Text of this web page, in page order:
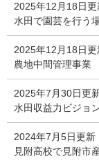
2025年12月18日更
水田で園芸を行う
2025年12月18日更
農地中間管理事業
2025年7月30日更
水田収益力ビジョ
2024年7月5日更新
見附高校で見附市